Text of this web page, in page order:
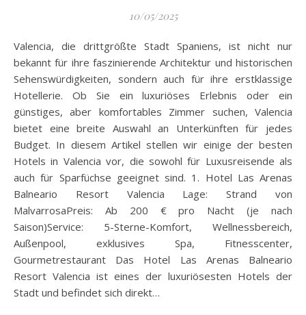
10/05/2025
Valencia, die drittgrößte Stadt Spaniens, ist nicht nur
bekannt für ihre faszinierende Architektur und historischen
Sehenswürdigkeiten, sondern auch für ihre erstklassige
Hotellerie. Ob Sie ein luxuriöses Erlebnis oder ein
günstiges, aber komfortables Zimmer suchen, Valencia
bietet eine breite Auswahl an Unterkünften für jedes
Budget. In diesem Artikel stellen wir einige der besten
Hotels in Valencia vor, die sowohl für Luxusreisende als
auch für Sparfüchse geeignet sind. 1. Hotel Las Arenas
Balneario Resort Valencia Lage: Strand von
MalvarrosaPreis: Ab 200 € pro Nacht (je nach
Saison)Service: 5-Sterne-Komfort, Wellnessbereich,
Außenpool, exklusives Spa, Fitnesscenter,
Gourmetrestaurant Das Hotel Las Arenas Balneario
Resort Valencia ist eines der luxuriösesten Hotels der
Stadt und befindet sich direkt…